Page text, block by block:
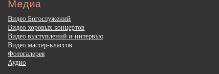
Медиа
Видео Богослужений
Видео хоровых концертов
Видео выступлений и интервью
Видео мастер-классов
Фотогалерея
Аудио